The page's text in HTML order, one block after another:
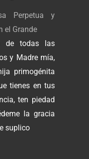
Perpetua y
el Grande
de todas las
y Madre mía,
primogénita
tienes en tus
ten piedad
la gracia
suplico